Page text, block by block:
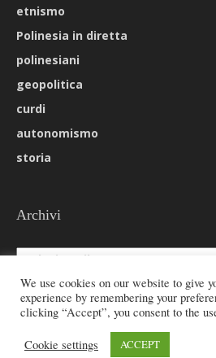
etnismo
Polinesia in diretta
polinesiani
geopolitica
curdi
autonomismo
storia
Archivi
Archivi
© 2026 All rights
We use cookies on our website to give
experience by remembering your
clicking “Accept”, you consent to the
Cookie settings ACCEPT